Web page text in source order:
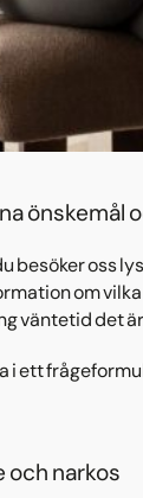
önskemål
besöker oss
om
väntetid det
i ett
och narkos